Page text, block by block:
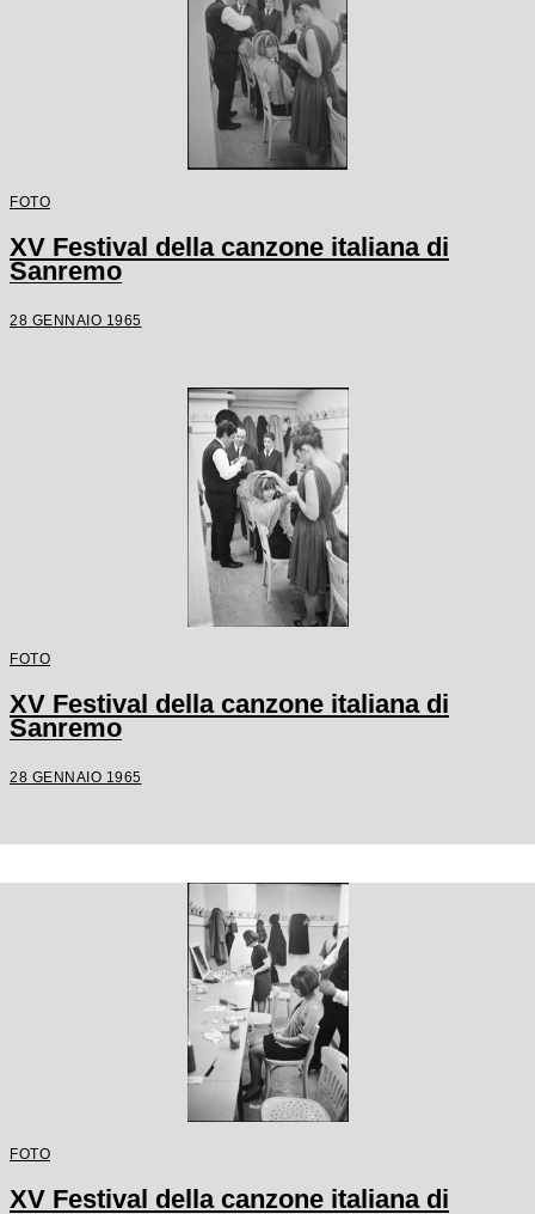
FOTO
XV Festival della canzone italiana di
Sanremo
28 GENNAIO 1965
FOTO
XV Festival della canzone italiana di
Sanremo
28 GENNAIO 1965
FOTO
XV Festival della canzone italiana di